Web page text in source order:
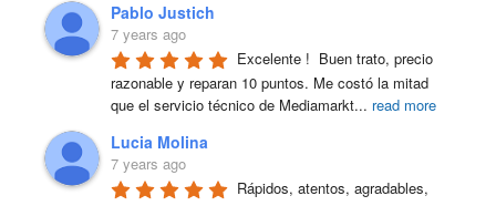
Pablo Justich
7 years ago
Excelente !  Buen trato, precio
razonable y reparan 10 puntos. Me costó la mitad
que el servicio técnico de Mediamarkt... read more
Lucia Molina
7 years ago
Rápidos, atentos, agradables,